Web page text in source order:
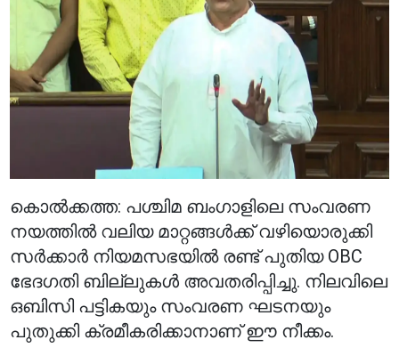
കൊൽക്കത്ത: പശ്ചിമ ബംഗാളിലെ സംവരണ
നയത്തിൽ വലിയ മാറ്റങ്ങൾക്ക് വഴിയൊരുക്കി
സർക്കാർ നിയമസഭയിൽ രണ്ട് പുതിയ OBC
ഭേദഗതി ബില്ലുകൾ അവതരിപ്പിച്ചു. നിലവിലെ
ഒബിസി പട്ടികയും സംവരണ ഘടനയും
പുതുക്കി ക്രമീകരിക്കാനാണ് ഈ നീക്കം.